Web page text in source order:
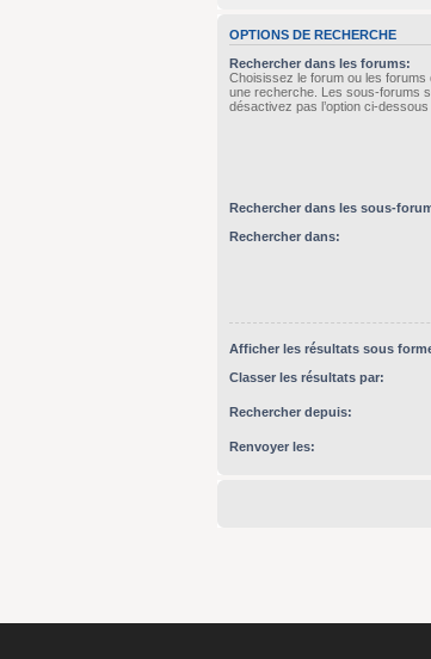
OPTIONS DE RECHERCHE
Rechercher dans les forums:
Choisissez le forum ou les
une recherche. Les sous-forums
désactivez pas l’option ci-
Rechercher dans les sous-
Rechercher dans:
Afficher les résultats sous
Classer les résultats par:
Rechercher depuis:
Renvoyer les: